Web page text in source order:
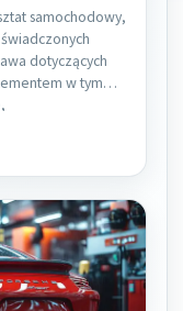
samochodowy,
dotyczących
w tym